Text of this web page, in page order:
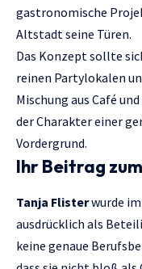
gastronomische
Altstadt seine Türen.
Das Konzept sollte
reinen Partylokalen
Mischung aus Café
der Charakter einer
Vordergrund.
Ihr Beitrag
Tanja Flisterwurde
ausdrücklich als
keine genaue